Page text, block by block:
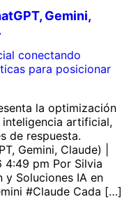
Gemini,
la optimización
artificial,
de respuesta.
Gemini, Claude) |
4:49 pm Por Silvia
y Soluciones IA en
#Claude Cada […]